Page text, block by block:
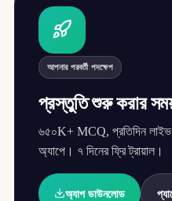
আপনার পরবর্তী পদক্ষেপ
প্রস্তুতি শুরু করার
৬৫০K+ MCQ, প্রতিদিন লাইভ
অ্যাপে। ৭ দিনের ফ্রি ট্রায়াল।
অ্যাপ ডাউনলোড